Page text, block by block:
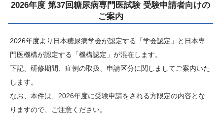
2026年度 第37回糖尿病専門医試験 受験申請者向けの
ご案内
2026年度より日本糖尿病学会が認定する「学会認定」と日本専
門医機構が認定する「機構認定」が混在します。
下記、研修期間、症例の取扱、申請区分に関しましてご案内いた
します。
なお、本件は、2026年度に受験申請をされる方限定の内容とな
りますので、ご注意ください。